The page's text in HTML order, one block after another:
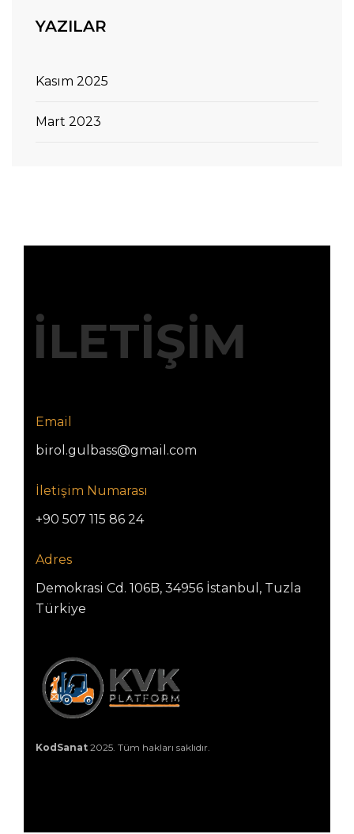
YAZILAR
Kasım 2025
Mart 2023
İLETİŞİM
Email
birol.gulbass@gmail.com
İletişim Numarası
+90 507 115 86 24
Adres
Demokrasi Cd. 106B, 34956 İstanbul, Tuzla
Türkiye
KodSanat 2025. Tüm hakları saklıdır.